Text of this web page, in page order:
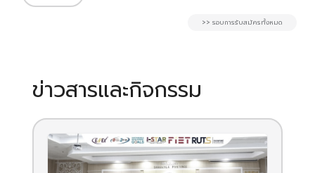
>> รอบการรับสมัครทั้งหมด
ข่าวสารและกิจกรรม